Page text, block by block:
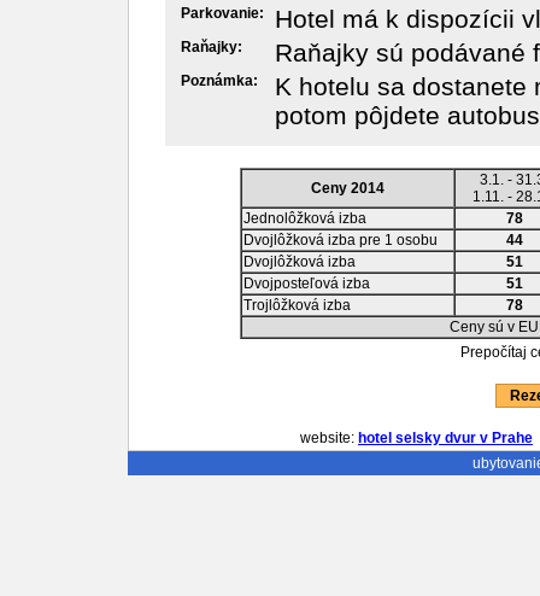
Parkovanie: Hotel má k dispozícii
Raňajky: Raňajky sú podávané
Poznámka:
K hotelu sa dostanete
potom pôjdete
Ceny 2014
3.1. -
1.11. -
Jednolôžková izba
78
Dvojlôžková izba pre 1 osobu
44
Dvojlôžková izba
51
Dvojposteľová izba
51
Trojlôžková izba
78
Ceny sú v
Prepočítaj
website: hotel selsky dvur v Prahe